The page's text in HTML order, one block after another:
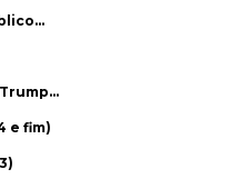
e fim)